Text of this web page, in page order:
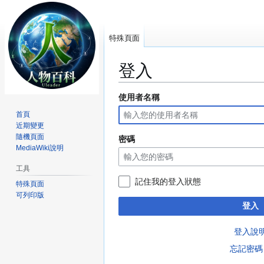
登入
跳
至
導
覽
跳
至
搜
尋
使用者名稱
密碼
記住我的登入狀態
登入
登入說
忘記密
特殊頁面
首頁
近期變更
隨機頁面
MediaWiki說明
工具
特殊頁面
可列印版